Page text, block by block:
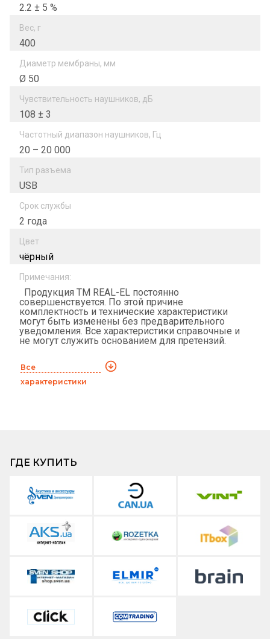
2.2 ± 5 %
Вес, г
400
Диаметр мембраны, мм
Ø 50
Чувствительность наушников, дБ
108 ± 3
Частотный диапазон наушников, Гц
20 – 20 000
Тип разъема
USB
Срок службы
2 года
Цвет
чёрный
Примечания:
Продукция ТМ REAL-EL постоянно
совершенствуется. По этой причине
комплектность и технические характеристики
могут быть изменены без предварительного
уведомления. Все характеристики справочные и
не могут служить основанием для претензий.
Все
характеристики
ГДЕ КУПИТЬ